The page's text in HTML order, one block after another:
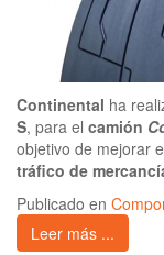
Continental ha
S, para el camión
objetivo de mejorar
tráfico de
Publicado en
Leer más ...